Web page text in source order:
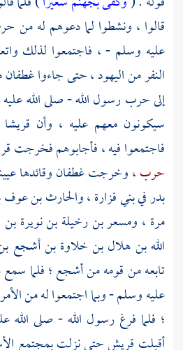
قالوا ، ونشطوا لما دعوهم له من
عليه وسلم - ، فاجتمعوا لذلك
النفر مناليهود ،حتى جاءواغطفان
إلى حرب رسول الله - صلى الله
سيكونون معهم عليه ، وأن
فاجتمعوا فيه ، فأجابوهم فخرجت
حرب ،وخرجتغطفانوقائدها
بدرفيبني فزارة ،والحارث بن عوف
مرة ، ومسعر بن رخيلة بن نويرة
الله بن هلال بن خلاوة بن أشجع
تابعه من قومه من أشجع ؛ فلما
عليه وسلم - وبما اجتمعوا له من
؛ فلما فرغ رسول الله - صلى
أقبلت قريشحتى نزلتبمجتمع